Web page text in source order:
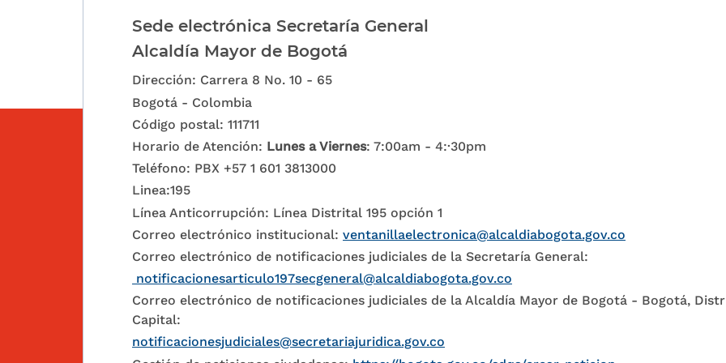
Sede electrónica Secretaría General
Alcaldía Mayor de Bogotá
Dirección: Carrera 8 No. 10 - 65
Bogotá - Colombia
Código postal: 111711
Horario de Atención: Lunes a Viernes: 7:00am - 4:·30pm
Teléfono: PBX +57 1 601 3813000
Linea:195
Línea Anticorrupción: Línea Distrital 195 opción 1
Correo electrónico institucional: ventanillaelectronica@alcaldiabogota.gov.co
Correo electrónico de notificaciones judiciales de la Secretaría General:
notificacionesarticulo197secgeneral@alcaldiabogota.gov.co
Correo electrónico de notificaciones judiciales de la Alcaldía Mayor de Bogotá - Bogotá,
Capital:
notificacionesjudiciales@secretariajuridica.gov.co